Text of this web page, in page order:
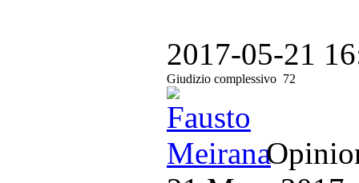
2017-05-21
Giudizio complessivo 72